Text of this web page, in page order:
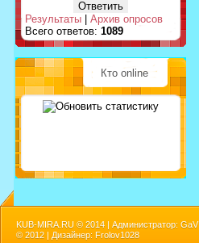
Результаты
Архив опросов
Всего ответов: 1089
Кто online
KUB-MIRA.RU © 2014 | Администратор: GaV
© 2012 | Дизайнер: Frolov1028